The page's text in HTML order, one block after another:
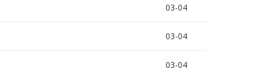
03-04
03-04
03-04